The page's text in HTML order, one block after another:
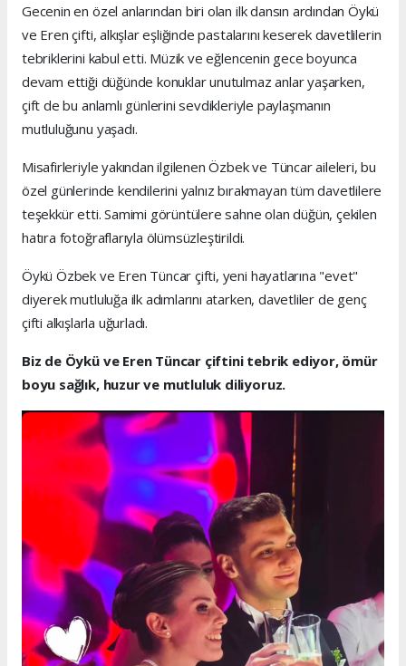
Gecenin en özel anlarından biri olan ilk dansın ardından Öykü
ve Eren çifti, alkışlar eşliğinde pastalarını keserek davetlilerin
tebriklerini kabul etti. Müzik ve eğlencenin gece boyunca
devam ettiği düğünde konuklar unutulmaz anlar yaşarken,
çift de bu anlamlı günlerini sevdikleriyle paylaşmanın
mutluluğunu yaşadı.
Misafirleriyle yakından ilgilenen Özbek ve Tüncar aileleri, bu
özel günlerinde kendilerini yalnız bırakmayan tüm davetlilere
teşekkür etti. Samimi görüntülere sahne olan düğün, çekilen
hatıra fotoğraflarıyla ölümsüzleştirildi.
Öykü Özbek ve Eren Tüncar çifti, yeni hayatlarına "evet"
diyerek mutluluğa ilk adımlarını atarken, davetliler de genç
çifti alkışlarla uğurladı.
Biz de Öykü ve Eren Tüncar çiftini tebrik ediyor, ömür
boyu sağlık, huzur ve mutluluk diliyoruz.